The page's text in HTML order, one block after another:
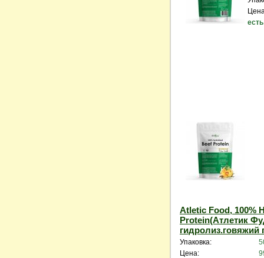
Atletic Food, 100%
Protein(Атлетик
гидролиз.говяжий
Упаковка:
Цена: